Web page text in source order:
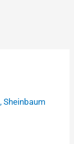
Sheinbaum